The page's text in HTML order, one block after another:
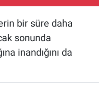
bir süre daha
sonunda
inandığını da